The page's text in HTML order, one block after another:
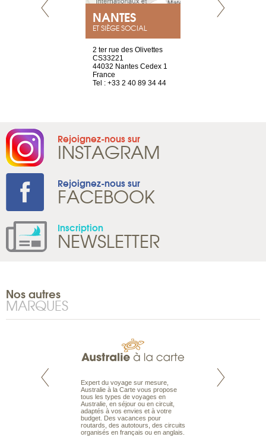
NANTES
ET SIÈGE SOCIAL
2 ter rue des Olivettes
CS33221
44032 Nantes Cedex 1
France
Tel : +33 2 40 89 34 44
Rejoignez-nous sur
INSTAGRAM
Rejoignez-nous sur
FACEBOOK
Inscription
NEWSLETTER
Nos autres
MARQUES
est le spécialiste
Expert du voyage sur mesure,
Australie à la Carte vous propose
tous les types de voyages en
Australie, en séjour ou en circuit,
adaptés à vos envies et à votre
budget. Des vacances pour
routards, des autotours, des circuits
organisés en français ou en anglais.
Parce qu’ils sont